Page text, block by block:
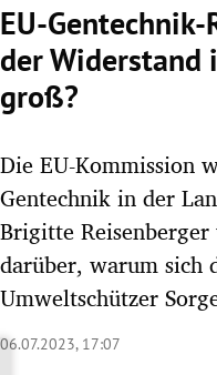
Untermenü
Untermenü
Untermenü
EU-
der Widerstand
groß?
Die EU-Kommission
Gentechnik in der
Brigitte
darüber, warum sich
Umweltschützer
06.07.2023, 17:07